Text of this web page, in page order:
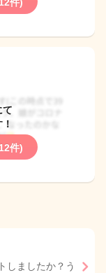
て
件)
しましたか？う